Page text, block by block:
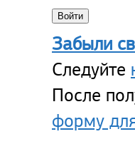
Забыли
Следуйте
После
форму